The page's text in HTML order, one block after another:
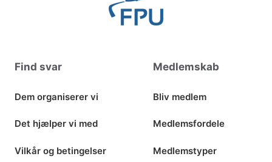
Find svar
Dem organiserer vi
Det hjælper vi med
Vilkår og betingelser
Medlemskab
Bliv medlem
Medlemsfordele
Medlemstyper